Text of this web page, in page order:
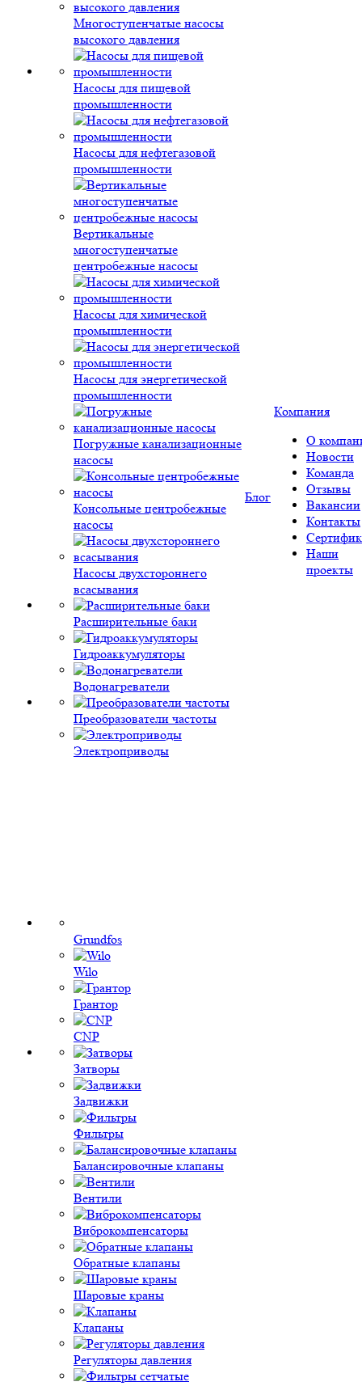
Многоступенчатые насосы
высокого давления
Насосы для пищевой
промышленности
Насосы для нефтегазовой
промышленности
Вертикальные
многоступенчатые
центробежные насосы
Насосы для химической
промышленности
Насосы для энергетической
промышленности
Погружные канализационные
насосы
Консольные центробежные
насосы
Насосы двухстороннего
всасывания
Расширительные баки
Гидроаккумуляторы
Водонагреватели
Преобразователи частоты
Электроприводы
Grundfos
Wilo
Грантор
CNP
Затворы
Задвижки
Фильтры
Балансировочные клапаны
Вентили
Виброкомпенсаторы
Обратные клапаны
Шаровые краны
Клапаны
Регуляторы давления
Блог
Компания
О
Новости
Команда
Отзывы
Вакансии
Контакты
Наши
проекты